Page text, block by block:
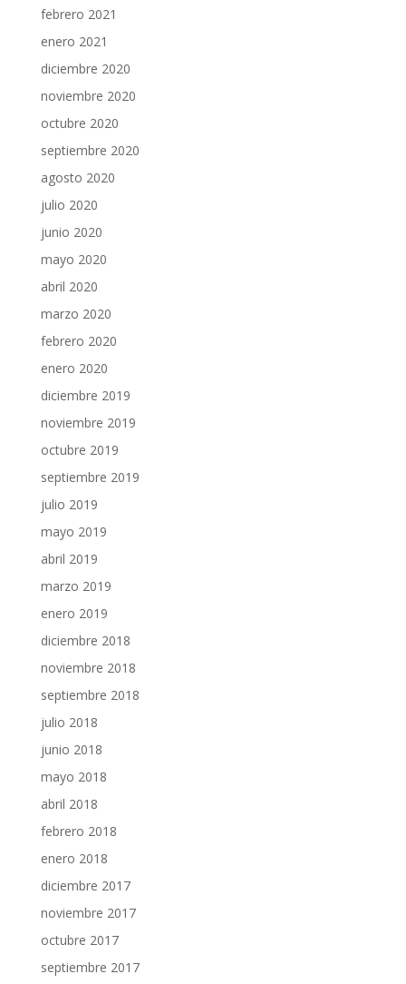
febrero 2021
enero 2021
diciembre 2020
noviembre 2020
octubre 2020
septiembre 2020
agosto 2020
julio 2020
junio 2020
mayo 2020
abril 2020
marzo 2020
febrero 2020
enero 2020
diciembre 2019
noviembre 2019
octubre 2019
septiembre 2019
julio 2019
mayo 2019
abril 2019
marzo 2019
enero 2019
diciembre 2018
noviembre 2018
septiembre 2018
julio 2018
junio 2018
mayo 2018
abril 2018
febrero 2018
enero 2018
diciembre 2017
noviembre 2017
octubre 2017
septiembre 2017